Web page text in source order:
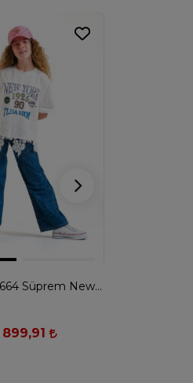
Kız Çocuk 8664 Süprem New York Baskı Tshirt - EKRU
899,91